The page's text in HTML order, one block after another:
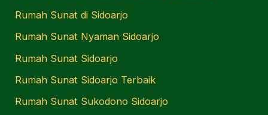
Rumah Sunat di Sidoarjo
Rumah Sunat Nyaman Sidoarjo
Rumah Sunat Sidoarjo
Rumah Sunat Sidoarjo Terbaik
Rumah Sunat Sukodono Sidoarjo